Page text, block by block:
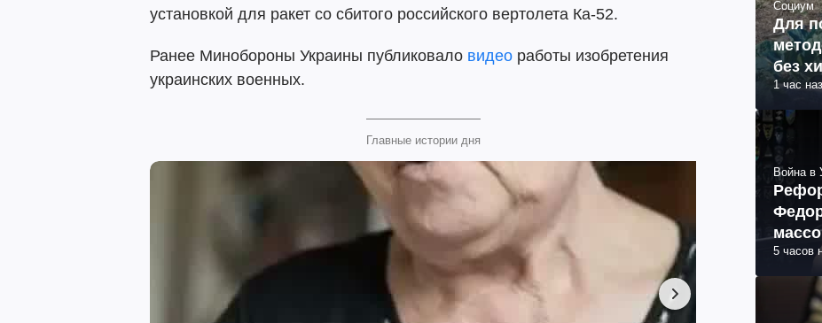
установкой для ракет со сбитого российского вертолета Ка-52.
Ранее Минобороны Украины публиковало видео работы изобретения
украинских военных.
Главные истории дня
Социум
Для
без
1 час
Война в
5 часов